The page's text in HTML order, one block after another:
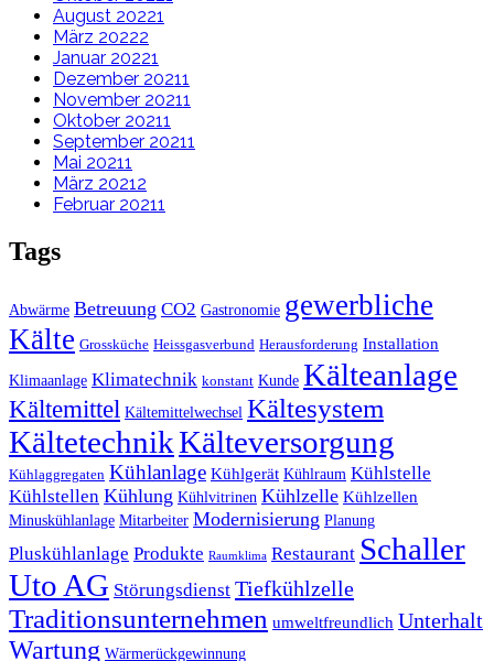
August 20221
März 20222
Januar 20221
Dezember 20211
November 20211
Oktober 20211
September 20211
Mai 20211
März 20212
Februar 20211
Tags
Abwärme Betreuung CO2 Gastronomie gewerbliche
Kälte Grossküche Heissgasverbund Herausforderung Installation
Klimaanlage Klimatechnik konstant Kunde Kälteanlage
Kältemittel Kältemittelwechsel Kältesystem
KältetechnikKälteversorgung
Kühlaggregaten Kühlanlage Kühlgerät Kühlraum Kühlstelle
Kühlstellen Kühlung Kühlvitrinen Kühlzelle Kühlzellen
Minuskühlanlage Mitarbeiter Modernisierung Planung
Pluskühlanlage Produkte Raumklima Restaurant Schaller
Uto AG Störungsdienst Tiefkühlzelle
Traditionsunternehmen umweltfreundlich Unterhalt
Wartung Wärmerückgewinnung